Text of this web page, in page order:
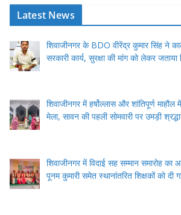
Latest News
शिवाजीनगर के BDO वीरेंद्र कुमार सिंह ने
सरकारी कार्य, सुरक्षा की मांग को लेकर जताया
शिवाजीनगर में हर्षोल्लास और शांतिपूर्ण
मेला, सावन की पहली सोमवारी पर उमड़ी
शिवाजीनगर में विदाई सह सम्मान समारोह का
पूनम कुमारी समेत स्थानांतरित शिक्षकों को दी